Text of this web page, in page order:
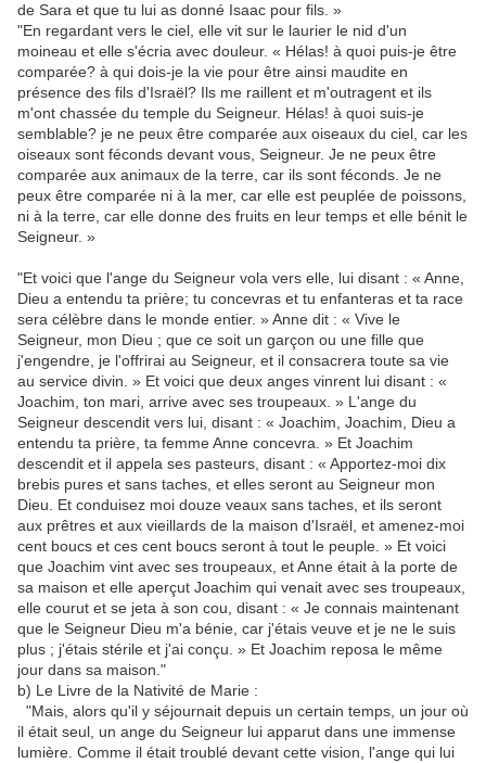
de Sara et que tu lui as donné Isaac pour fils. »
"En regardant vers le ciel, elle vit sur le laurier le nid d'un
moineau et elle s'écria avec douleur. « Hélas! à quoi puis-je être
comparée? à qui dois-je la vie pour être ainsi maudite en
présence des fils d'Israël? Ils me raillent et m'outragent et ils
m'ont chassée du temple du Seigneur. Hélas! à quoi suis-je
semblable? je ne peux être comparée aux oiseaux du ciel, car les
oiseaux sont féconds devant vous, Seigneur. Je ne peux être
comparée aux animaux de la terre, car ils sont féconds. Je ne
peux être comparée ni à la mer, car elle est peuplée de poissons,
ni à la terre, car elle donne des fruits en leur temps et elle bénit le
Seigneur. »
"Et voici que l'ange du Seigneur vola vers elle, lui disant : « Anne,
Dieu a entendu ta prière; tu concevras et tu enfanteras et ta race
sera célèbre dans le monde entier. » Anne dit : « Vive le
Seigneur, mon Dieu ; que ce soit un garçon ou une fille que
j'engendre, je l'offrirai au Seigneur, et il consacrera toute sa vie
au service divin. » Et voici que deux anges vinrent lui disant : «
Joachim, ton mari, arrive avec ses troupeaux. » L'ange du
Seigneur descendit vers lui, disant : « Joachim, Joachim, Dieu a
entendu ta prière, ta femme Anne concevra. » Et Joachim
descendit et il appela ses pasteurs, disant : « Apportez-moi dix
brebis pures et sans taches, et elles seront au Seigneur mon
Dieu. Et conduisez moi douze veaux sans taches, et ils seront
aux prêtres et aux vieillards de la maison d'Israël, et amenez-moi
cent boucs et ces cent boucs seront à tout le peuple. » Et voici
que Joachim vint avec ses troupeaux, et Anne était à la porte de
sa maison et elle aperçut Joachim qui venait avec ses troupeaux,
elle courut et se jeta à son cou, disant : « Je connais maintenant
que le Seigneur Dieu m'a bénie, car j'étais veuve et je ne le suis
plus ; j'étais stérile et j'ai conçu. » Et Joachim reposa le même
jour dans sa maison."
b) Le Livre de la Nativité de Marie :
"Mais, alors qu'il y séjournait depuis un certain temps, un jour où
il était seul, un ange du Seigneur lui apparut dans une immense
lumière. Comme il était troublé devant cette vision, l'ange qui lui